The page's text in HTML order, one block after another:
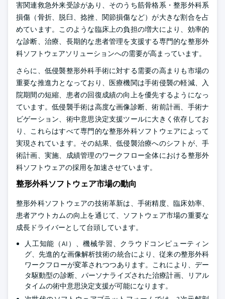
害関連救急外来受診があり、そのうち筋骨格系・整形外科系
損傷（骨折、脱臼、捻挫、関節損傷など）が大きな割合を占
めています。このような臨床上の負担の増大により、効率的
な診断、治療、長期的な患者管理を支援する専門的な整形外
科ソフトウェアソリューションへの需要が高まっています。
さらに、低侵襲整形外科手術に対する需要の高まりも市場の
重要な推進力となっており、医療機関は手術侵襲の軽減、入
院期間の短縮、患者の回復成績の向上を優先するようになっ
ています。低侵襲手術は高度な画像診断、術前計画、手術ナ
ビゲーション、術中意思決定支援ツールに大きく依存してお
り、これらはすべて専門的な整形外科ソフトウェアによって
実現されています。その結果、低侵襲治療へのシフトが、手
術計画、実施、成績管理のワークフロー全体における整形外
科ソフトウェアの採用を加速させています。
整形外科ソフトウェア市場の動向
整形外科ソフトウェアの技術革新は、手術精度、臨床効率、
患者アウトカムの向上を通じて、ソフトウェア市場の重要な
成長ドライバーとして台頭しています。
人工知能（AI）、機械学習、クラウドコンピューティン
グ、先進的な画像解析技術の統合により、従来の整形外科
ワークフローが変革されつつあります。これにより、デー
タ駆動型の診断、パーソナライズされた治療計画、リアル
タイムの術中意思決定支援が可能になります。